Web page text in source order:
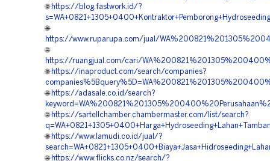
🌐 https://blog.fastwork.id/?
🌐
https://www.ruparupa.com/jual/
🌐
https://ruangjual.com/cari/
🌐 https://inaproduct.com/search/companies?
🌐 https://adasale.co.id/search?
🌐 https://sartellchamber.chambermaster.com/list/search?
🌐 https://www.lamudi.co.id/jual/?
🌐 https://www.flicks.co.nz/search/?